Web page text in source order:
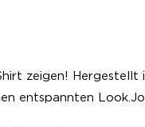
zeigen! Hergestellt
entspannten